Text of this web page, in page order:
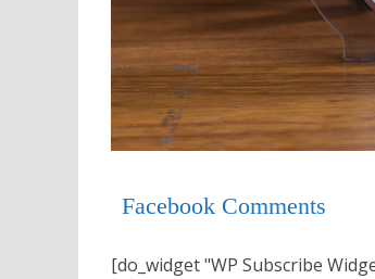
Facebook Comments
[do_widget "WP Subscribe